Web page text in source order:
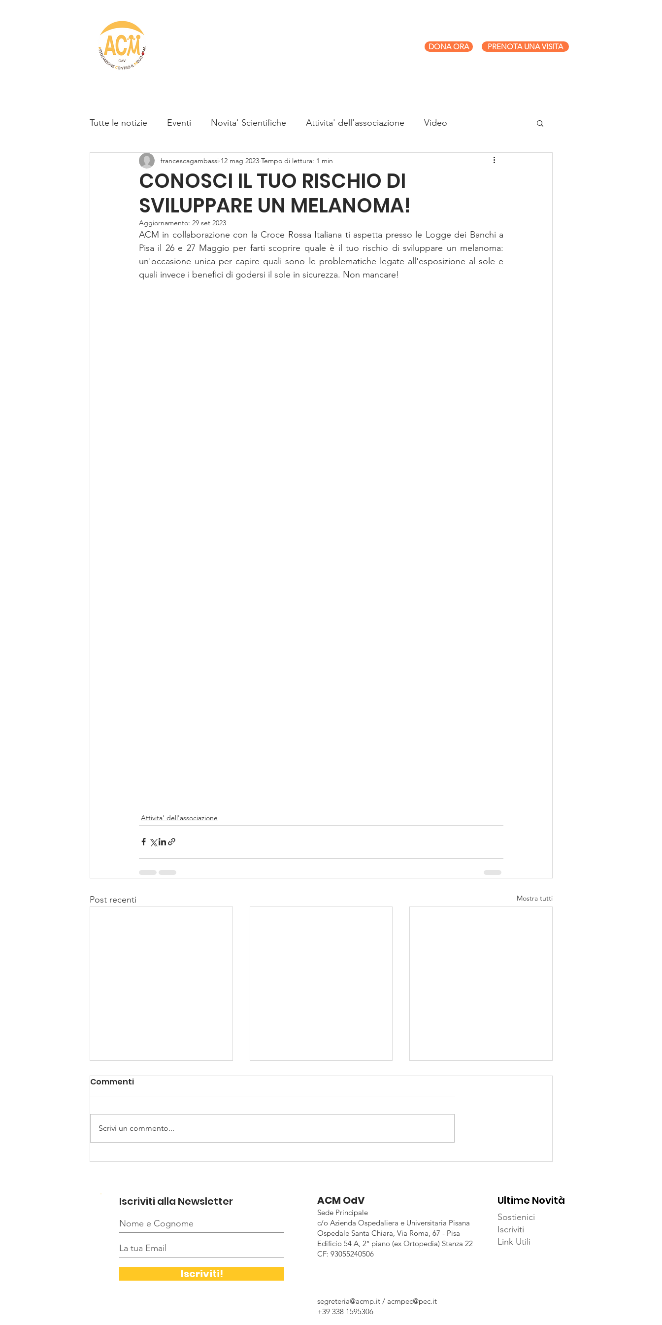
DONA ORA PRENOTA UNA VISITA
Tutte le notizie Eventi Novita' Scientifiche Attivita' dell'associazione Video
CONOSCI IL TUO RISCHIO DI
SVILUPPARE UN MELANOMA!
francescagambassi 12 mag 2023 Tempo di lettura: 1 min
Aggiornamento: 29 set 2023
ACM in collaborazione con la Croce Rossa Italiana ti aspetta presso le Logge dei Banchi a
Pisa il 26 e 27 Maggio per farti scoprire quale è il tuo rischio di sviluppare un melanoma:
un'occasione unica per capire quali sono le problematiche legate all'esposizione al sole e
quali invece i benefici di godersi il sole in sicurezza. Non mancare!
Attivita' dell'associazione
Post recenti Mostra tutti
PREMIAZIONE DEL
MAGGIO, MESE DELLA
Commenti
Scrivi un commento...
Iscriviti alla Newsletter
Iscriviti!
ACM OdV
Sede Principale
c/o Azienda Ospedaliera e Universitaria Pisana
Ospedale Santa Chiara, Via Roma, 67 - Pisa
Edificio 54 A, 2° piano (ex Ortopedia) Stanza 22
CF: 93055240506
Ultime Novità
Sostienici
Iscriviti
Link Utili
segreteria@acmp.it / acmpec@pec.it
+39 338 1595306